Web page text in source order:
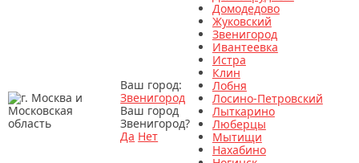
Ваш город:
Звенигород
Ваш город
Звенигород?
Да Нет
Домодедово
Жуковский
Звенигород
Ивантеевка
Истра
Клин
Лобня
Лосино-Петровский
Лыткарино
Люберцы
Мытищи
Нахабино